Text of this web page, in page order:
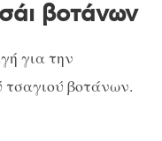
βοτάνων
για την
τσαγιού βοτάνων.